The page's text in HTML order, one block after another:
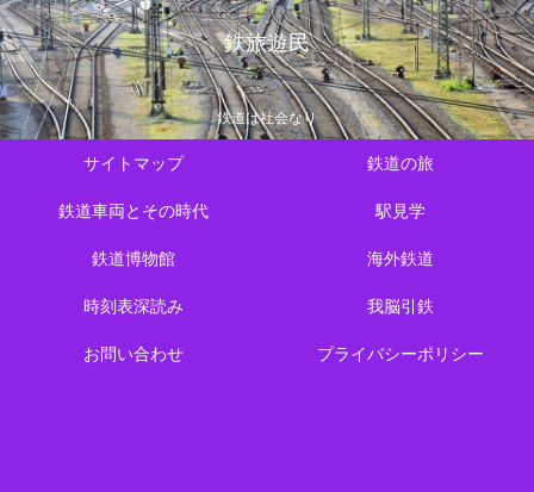
鉄旅遊民
鉄道は社会なり
サイトマップ 鉄道の旅
鉄道車両とその時代 駅見学
鉄道博物館 海外鉄道
時刻表深読み 我脳引鉄
お問い合わせ プライバシーポリシー